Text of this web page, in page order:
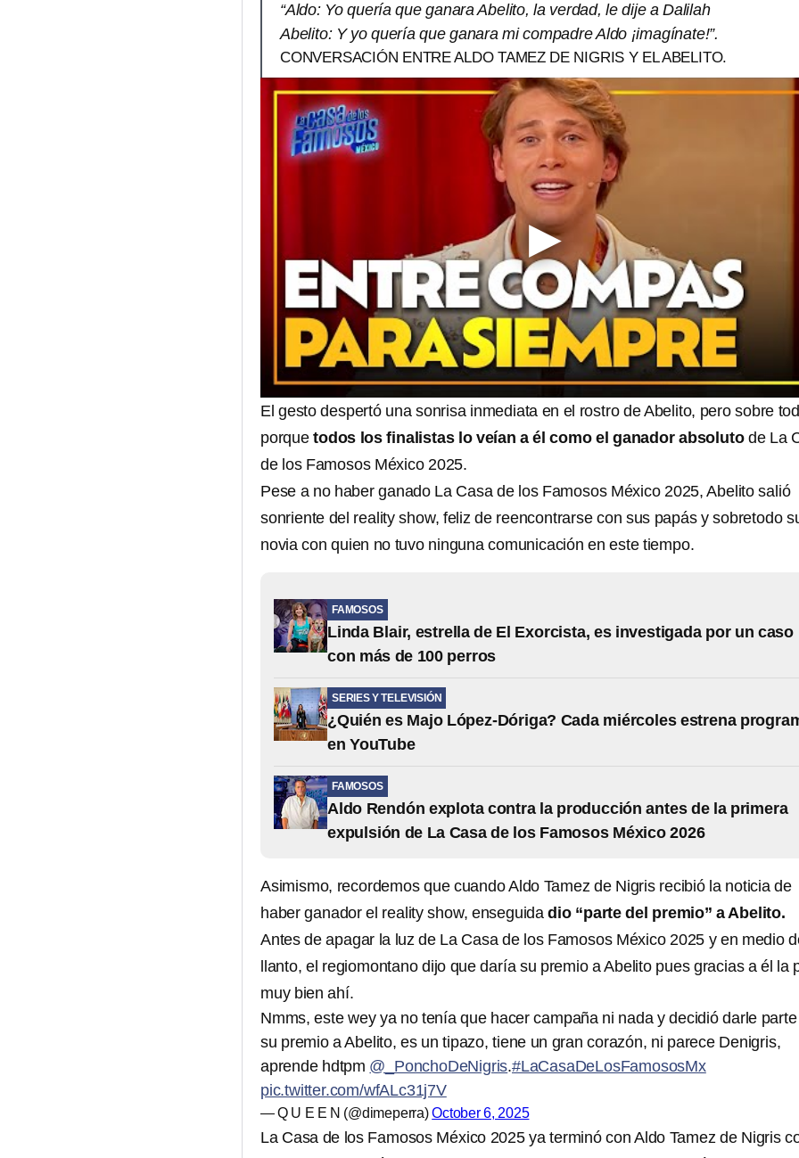
“Aldo: Yo quería que ganara Abelito, la verdad, le dije a Dalilah
Abelito: Y yo quería que ganara mi compadre Aldo ¡imagínate!”.
CONVERSACIÓN ENTRE ALDO TAMEZ DE NIGRIS Y EL ABELITO.
El gesto despertó una sonrisa inmediata en el rostro de Abelito, pero sobre
porquetodos los finalistas lo veían a él como el ganador absolutode La
de los Famosos México 2025.
Pese a no haber ganado La Casa de los Famosos México 2025, Abelito salió
sonriente del reality show, feliz de reencontrarse con sus papás y sobretodo
novia con quien no tuvo ninguna comunicación en este tiempo.
FAMOSOS
Linda Blair, estrella de El Exorcista, es investigada por un caso
con más de 100 perros
SERIES Y TELEVISIÓN
¿Quién es Majo López-Dóriga? Cada miércoles estrena
en YouTube
FAMOSOS
Aldo Rendón explota contra la producción antes de la primera
expulsión de La Casa de los Famosos México 2026
Asimismo, recordemos que cuando Aldo Tamez de Nigris recibió la noticia de
haber ganador el reality show, enseguidadio “parte del premio” a Abelito.
Antes de apagar la luz de La Casa de los Famosos México 2025 y en medio
llanto, el regiomontano dijo que daría su premio a Abelito pues gracias a él la
muy bien ahí.
Nmms, este wey ya no tenía que hacer campaña ni nada y decidió darle
su premio a Abelito, es un tipazo, tiene un gran corazón, ni parece Denigris,
aprende hdtpm @_PonchoDeNigris.#LaCasaDeLosFamososMx
pic.twitter.com/wfALc31j7V
— Q U E E N (@dimeperra)October 6, 2025
La Casa de los Famosos México 2025 ya terminó con Aldo Tamez de Nigris